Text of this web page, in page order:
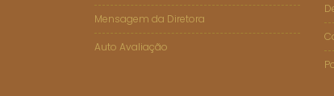
Mensagem da Diretora
Auto Avaliação